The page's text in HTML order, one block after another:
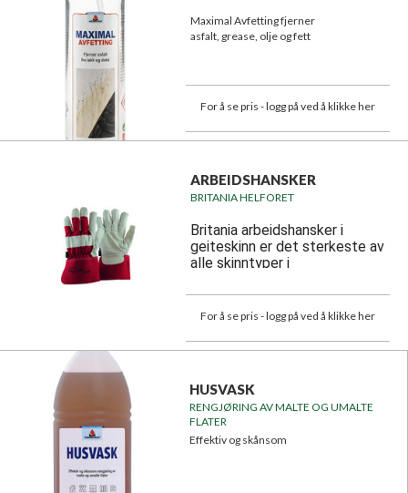
Maximal Avfetting fjerner
asfalt, grease, olje og fett
For å se pris - logg på ved å klikke her
ARBEIDSHANSKER
BRITANIA HELFORET
Britania arbeidshansker i
geiteskinn er det sterkeste av
alle skinntyper i
hansken er meget slitesterk er
den myk og smidig å
For å se pris - logg på ved å klikke her
HUSVASK
RENGJØRING AV MALTE OG UMALTE
FLATER
Effektiv og skånsom